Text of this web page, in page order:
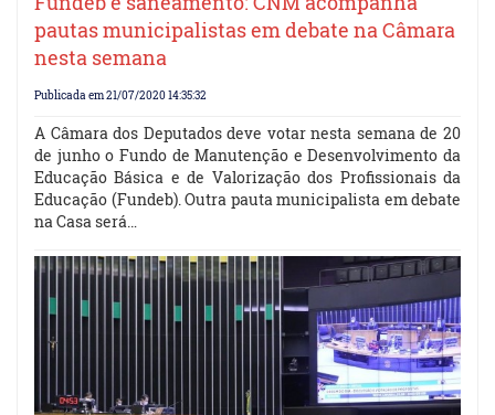
pautas municipalistas em debate na Câmara
nesta semana
Publicada em 21/07/2020 14:35:32
A Câmara dos Deputados deve votar nesta semana de 20
de junho o Fundo de Manutenção e Desenvolvimento da
Educação Básica e de Valorização dos Profissionais da
Educação (Fundeb). Outra pauta municipalista em debate
na Casa será…